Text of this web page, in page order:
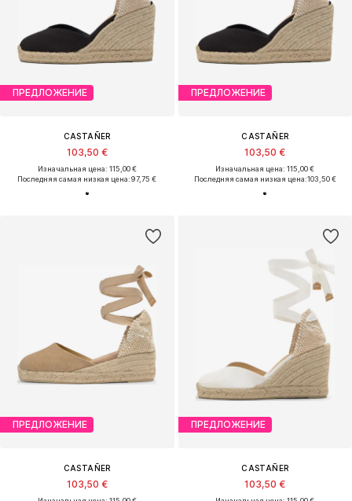
ПРЕДЛОЖЕНИЕ
CASTAÑER
103,50 €
Изначальная цена: 115,00 €
Последняя самая низкая цена:97,75 €
ПРЕДЛОЖЕНИЕ
CASTAÑER
103,50 €
Изначальная цена: 115,00 €
Последняя самая низкая цена:103,50 €
ПРЕДЛОЖЕНИЕ
CASTAÑER
103,50 €
ПРЕДЛОЖЕНИЕ
CASTAÑER
103,50 €